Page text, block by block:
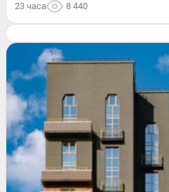
23 часа 8 440